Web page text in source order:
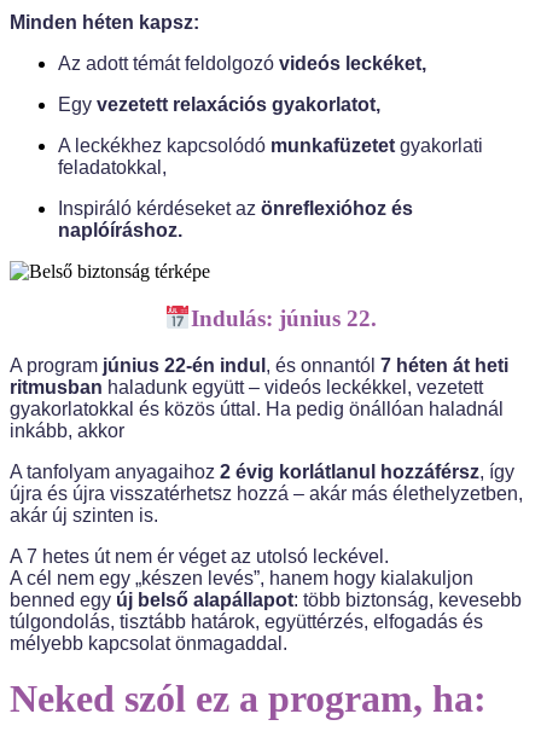
Minden héten kapsz:
Az adott témát feldolgozó videós leckéket,
Egy vezetett relaxációs gyakorlatot,
A leckékhez kapcsolódó munkafüzetet gyakorlati
feladatokkal,
Inspiráló kérdéseket az önreflexióhoz és
naplóíráshoz.
Indulás: június 22.
A program június 22-én indul , és onnantól 7 héten át heti
ritmusban haladunk együtt – videós leckékkel, vezetett
gyakorlatokkal és közös úttal. Ha pedig önállóan haladnál
inkább, akkor
A tanfolyam anyagaihoz 2 évig korlátlanul hozzáférsz, így
újra és újra visszatérhetsz hozzá – akár más élethelyzetben,
akár új szinten is.
A 7 hetes út nem ér véget az utolsó leckével.
A cél nem egy „készen levés”, hanem hogy kialakuljon
benned egy új belső alapállapot: több biztonság, kevesebb
túlgondolás, tisztább határok, együttérzés, elfogadás és
mélyebb kapcsolat önmagaddal.
Neked szól ez a program, ha: